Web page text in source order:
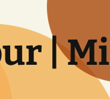
| Mi